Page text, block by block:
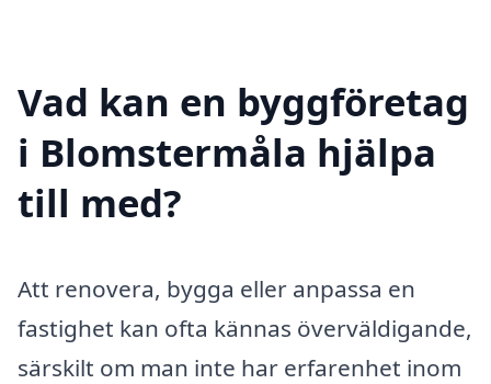
Vad kan en byggföretag
i Blomstermåla hjälpa
till med?
Att renovera, bygga eller anpassa en
fastighet kan ofta kännas överväldigande,
särskilt om man inte har erfarenhet inom